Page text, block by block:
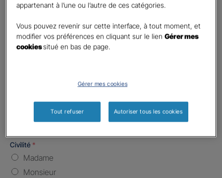
Type d'assurance souhaitée*
Responsabilité Civile
Batiment / Local commercial
Autre
Non
Civilité *
Madame
Monsieur
appartenant à l’une ou l’autre de ces catégories.
Vous pouvez revenir sur cette interface, à tout moment, et
modifier vos préférences en cliquant sur le lienGérer mes
cookiessitué en bas de page.
Gérer mes cookies
Tout refuser Autoriser tous les cookies